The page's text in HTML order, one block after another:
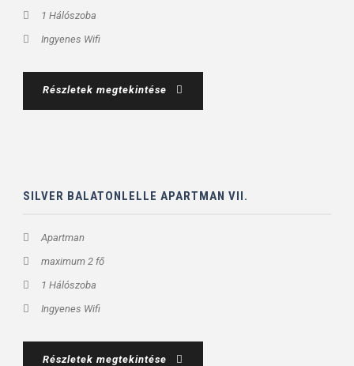
1 Hálószoba
Ingyenes Wifi
Részletek megtekintése
SILVER BALATONLELLE APARTMAN VII.
Apartman
maximum 2 fő
1 Hálószoba
Ingyenes Wifi
Részletek megtekintése